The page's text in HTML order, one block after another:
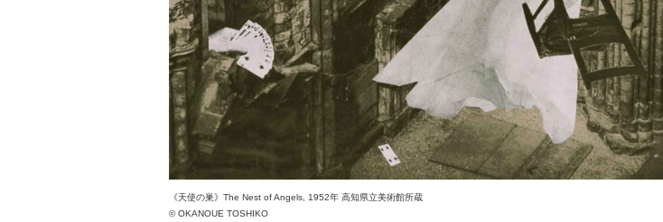
《天使の巣》The Nest of Angels, 1952年 高知県立美術館所蔵
© OKANOUE TOSHIKO